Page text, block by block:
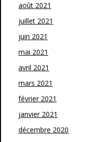
août 2021
juillet 2021
juin 2021
mai 2021
avril 2021
mars 2021
février 2021
janvier 2021
décembre 2020